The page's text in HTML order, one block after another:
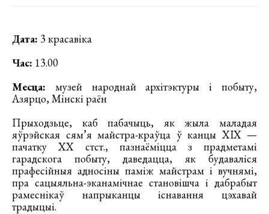
Дата: 3 красавіка
Час: 13.00
Месца: музей народнай архітэктуры і побыту,
Азярцо, Мінскі раён
Прыходзьце, каб пабачыць, як жыла маладая
яўрэйская сям’я майстра-краўца ў канцы ХІХ —
пачатку ХХ стст., пазнаёміцца з прадметамі
гарадскога побыту, даведацца, як будаваліся
прафесійныя адносіны паміж майстрам і вучнямі,
пра сацыяльна-эканамічнае становішча і дабрабыт
рамеснікаў напрыканцы існавання цэхавай
традыцыі.